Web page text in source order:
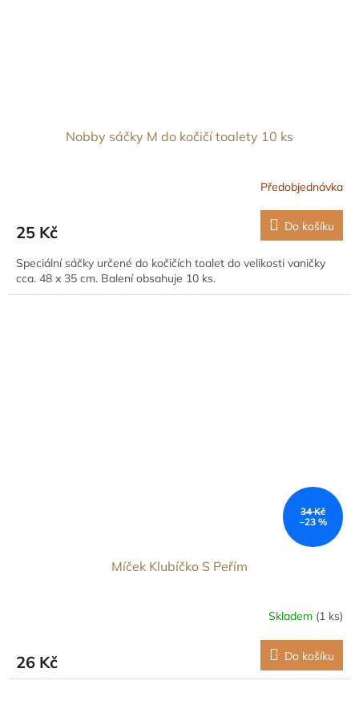
Nobby sáčky M do kočičí toalety 10 ks
Předobjednávka
25 Kč Do košíku
Speciální sáčky určené do kočičích toalet do velikosti vaničky
cca. 48 x 35 cm. Balení obsahuje 10 ks.
34 Kč
–23 %
Míček Klubíčko S Peřím
Skladem (1 ks)
26 Kč Do košíku